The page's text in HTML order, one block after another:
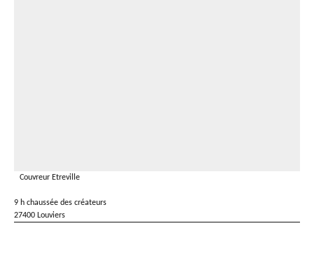
Couvreur Etreville
9 h chaussée des créateurs
27400 Louviers